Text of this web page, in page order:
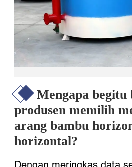
Mengapa begitu
produsen memilih
arang bambu
horizontal?